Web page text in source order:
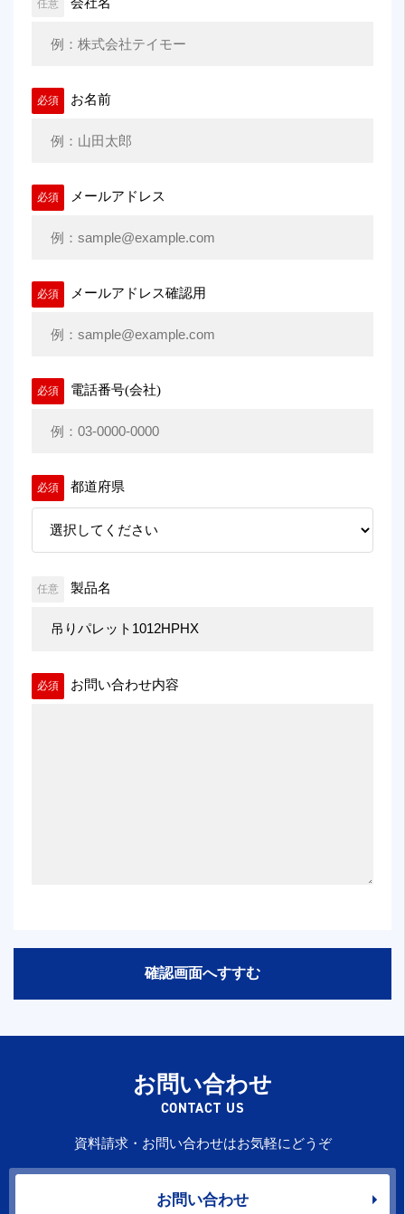
任意
必須 お名前
必須 メールアドレス
必須 メールアドレス確認用
必須 電話番号(会社)
必須 都道府県
任意 製品名
必須 お問い合わせ内容
お問い合わせ
CONTACT US
資料請求・お問い合わせはお気軽にどうぞ
お問い合わせ